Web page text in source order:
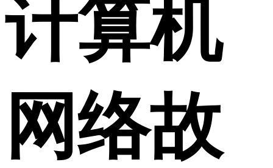
计算机
网络故